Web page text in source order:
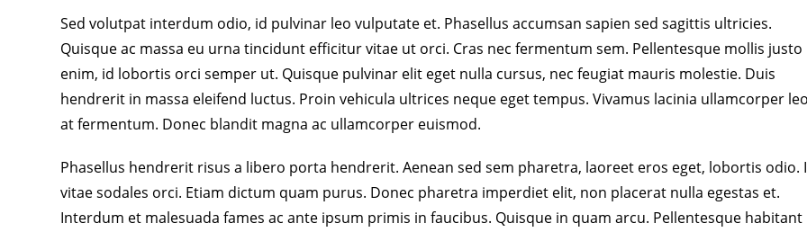
Sed volutpat interdum odio, id pulvinar leo vulputate et. Phasellus accumsan sapien sed sagittis ultricies.
Quisque ac massa eu urna tincidunt efficitur vitae ut orci. Cras nec fermentum sem. Pellentesque mollis justo
enim, id lobortis orci semper ut. Quisque pulvinar elit eget nulla cursus, nec feugiat mauris molestie. Duis
hendrerit in massa eleifend luctus. Proin vehicula ultrices neque eget tempus. Vivamus lacinia ullamcorper leo
at fermentum. Donec blandit magna ac ullamcorper euismod.
Phasellus hendrerit risus a libero porta hendrerit. Aenean sed sem pharetra, laoreet eros eget, lobortis odio.
vitae sodales orci. Etiam dictum quam purus. Donec pharetra imperdiet elit, non placerat nulla egestas et.
Interdum et malesuada fames ac ante ipsum primis in faucibus. Quisque in quam arcu. Pellentesque habitant